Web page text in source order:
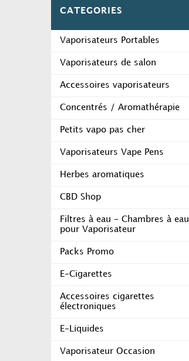
CATEGORIES
Vaporisateurs Portables
Vaporisateurs de salon
Accessoires vaporisateurs
Concentrés / Aromathérapie
Petits vapo pas cher
Vaporisateurs Vape Pens
Herbes aromatiques
CBD Shop
Filtres à eau - Chambres à eau
pour Vaporisateur
Packs Promo
E-Cigarettes
Accessoires cigarettes
électroniques
E-Liquides
Vaporisateur Occasion